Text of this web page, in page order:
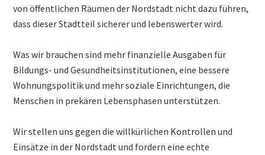
von öffentlichen Räumen der Nordstadt nicht dazu führen,
dass dieser Stadtteil sicherer und lebenswerter wird.
Was wir brauchen sind mehr finanzielle Ausgaben für
Bildungs- und Gesundheitsinstitutionen, eine bessere
Wohnungspolitik und mehr soziale Einrichtungen, die
Menschen in prekären Lebensphasen unterstützen.
Wir stellen uns gegen die willkürlichen Kontrollen und
Einsätze in der Nordstadt und fordern eine echte